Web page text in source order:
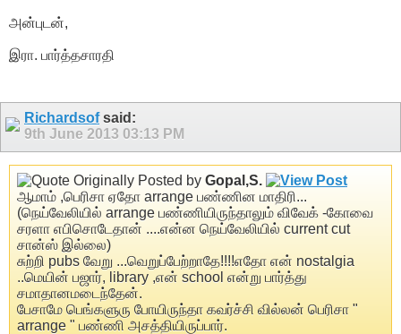
அன்புடன்,
இரா. பார்த்தசாரதி
Richardsofsaid:
9th June 2013 03:13 PM
Originally Posted by Gopal,S.
ஆமாம் ,பெரிசா ஏதோ arrange பண்ணின மாதிரி...
(நெய்வேலியில் arrange பண்ணியிருந்தாலும் விவேக் -கோவை
சரளா எபிசொடேதான் ....என்ன நெய்வேலியில் current cut
சான்ஸ் இல்லை)
சுற்றி pubs வேறு ...வெறுப்பேற்றாதே!!!!எதோ என் nostalgia
..மெயின் பஜார், library ,என் school என்று பார்த்து
சமாதானமடைந்தேன்.
பேசாமே பெங்களுரு போயிருந்தா கவர்ச்சி வில்லன் பெரிசா "
arrange " பண்ணி அசத்தியிருப்பார்.